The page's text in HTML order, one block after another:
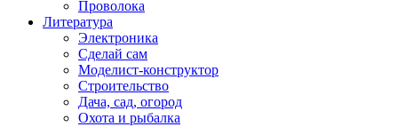
Проволока
Литература
Электроника
Сделай сам
Моделист-конструктор
Строительство
Дача, сад, огород
Охота и рыбалка